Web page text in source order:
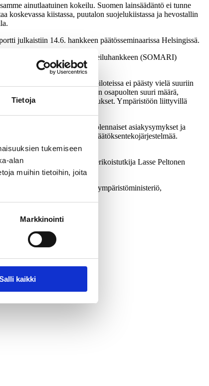
Tietoja
tukemiseen
alan
muihin tietoihin, joita
Markkinointi
kaikki
ainutlaatuinen kokeilu. Suomen lainsäädäntö ei tunne
kiistassa, puutalon suojelukiistassa ja hevostallin
julkaistiin 14.6. hankkeen päätösseminaarissa Helsingissä.
sovittelun kokeiluhankkeen (SOMARI)
Vaikka sovittelupiloteissa ei päästy vielä suuriin
erityispiirteitä, kuten osapuolten suuri määrä,
sekä henkilökohtaiset kokemukset. Ympäristöön liittyvillä
aluksi kiistan osapuolet, olennaiset asiakysymykset ja
virallista suunnittelu- ja päätöksentekojärjestelmää.
tutkimushankkeen johtaja, erikoistutkija Lasse Peltonen
ja pelisääntöjä.”
kehittämissäätiö, ympäristöministeriö,